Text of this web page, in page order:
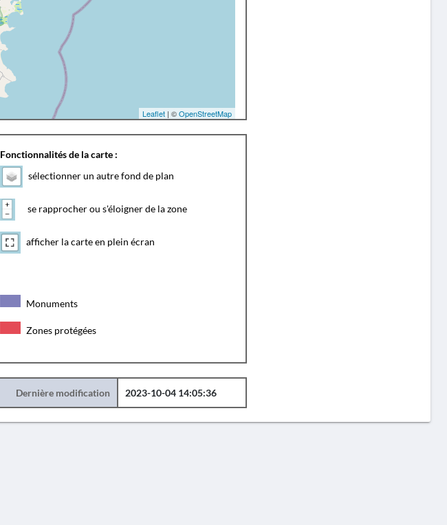
Leaflet| ©OpenStreetMap
Fonctionnalités de la carte :
sélectionner un autre fond de plan
se rapprocher ou s'éloigner de la zone
afficher la carte en plein écran
Monuments
Zones protégées
Dernière modification 2023-10-04 14:05:36